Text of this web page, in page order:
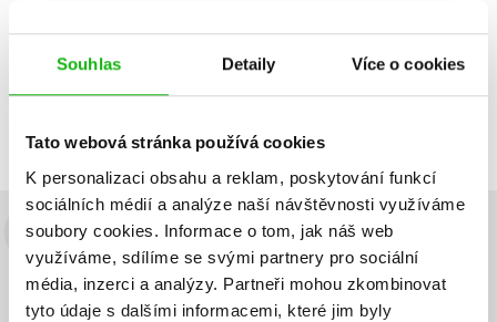
Souhlas Detaily Více o cookies
Tato webová stránka používá cookies
K personalizaci obsahu a reklam, poskytování funkcí
sociálních médií a analýze naší návštěvnosti využíváme
soubory cookies. Informace o tom, jak náš web
využíváme, sdílíme se svými partnery pro sociální
média, inzerci a analýzy. Partneři mohou zkombinovat
tyto údaje s dalšími informacemi, které jim byly
Zobraz záznamů
Budete to vědět jako první!
Zajímá Vás, jaký knižní hit právě vychází, na jaké zboží je výhodná
sleva, jaká běží soutěž o ceny? Přihlášením k odběru našich e-